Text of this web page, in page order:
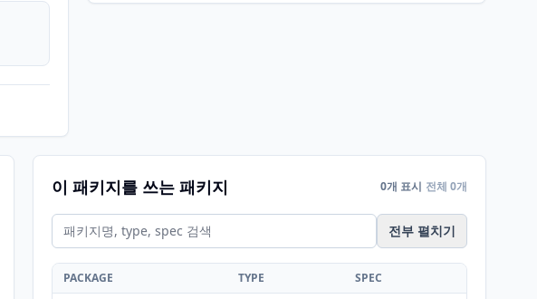
이 패키지를 쓰는 패키지 0개 표시 전체 0개
전부 펼치기
PACKAGE TYPE SPEC